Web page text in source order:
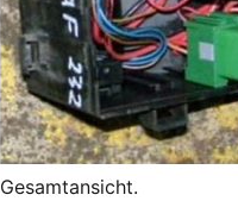
Gesamtansicht.